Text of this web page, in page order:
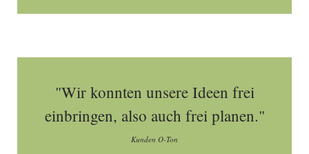
"Wir konnten unsere Ideen frei
einbringen, also auch frei planen."
Kunden O-Ton